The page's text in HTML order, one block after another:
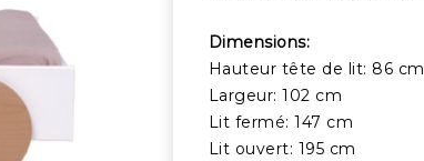
Dimensions:
Hauteur tête de lit: 86 cm
Largeur: 102 cm
Lit fermé: 147 cm
Lit ouvert: 195 cm